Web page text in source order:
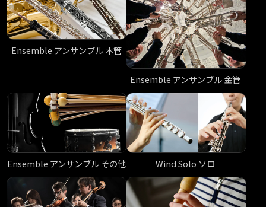
Ensemble アンサンブル 木管
Ensemble アンサンブル 金管
Ensemble アンサンブル その他 Wind Solo ソロ